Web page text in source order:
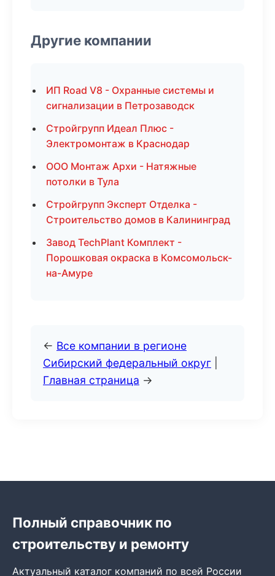
Другие компании
ИП Road V8 - Охранные системы и
сигнализации в Петрозаводск
Стройгрупп Идеал Плюс -
Электромонтаж в Краснодар
ООО Монтаж Архи - Натяжные
потолки в Тула
Стройгрупп Эксперт Отделка -
Строительство домов в Калининград
Завод TechPlant Комплект -
Порошковая окраска в Комсомольск-
на-Амуре
← Все компании в регионе
Сибирский федеральный округ
Главная страница →
Полный справочник по
строительству и ремонту
Актуальный каталог компаний по всей России